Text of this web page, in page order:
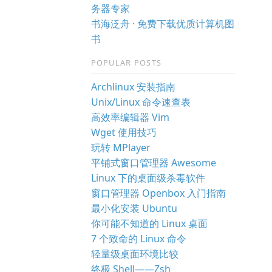
务器专家
书海泛舟 · 免费下载优质计算机图
书
POPULAR POSTS
Archlinux 安装指南
Unix/Linux 命令速查表
高效率编辑器 Vim
Wget 使用技巧
玩转 MPlayer
平铺式窗口管理器 Awesome
Linux 下的桌面级杀毒软件
窗口管理器 Openbox 入门指南
最小化安装 Ubuntu
你可能不知道的 Linux 桌面
7 个致命的 Linux 命令
轻量级桌面环境比较
终极 Shell——Zsh